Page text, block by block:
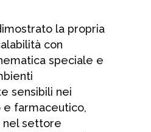
la propria
con
speciale e
sensibili nei
farmaceutico,
nel settore